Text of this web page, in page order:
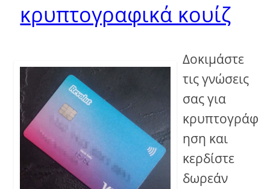
κρυπτογραφικά κουίζ
Δοκιμάστε
τις γνώσεις
σας για
κρυπτογράφ
ηση και
κερδίστε
δωρεάν